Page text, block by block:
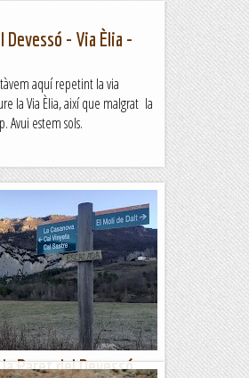
Devessó - Via Èlia -
aquí repetint la via
la Via Èlia, així que malgrat la
Avui estem sols.
Paret del Devessó